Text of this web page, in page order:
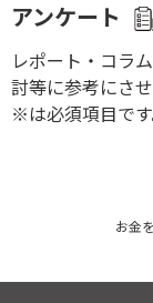
アンケート
レポート・コラ
討等に参考にさ
※は必須項目です
お金